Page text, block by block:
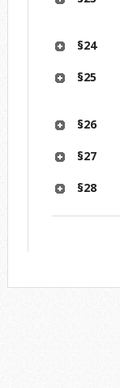
§24
§25
§26
§27
§28